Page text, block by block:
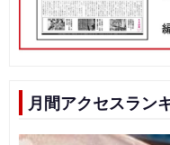
月間アクセスラン